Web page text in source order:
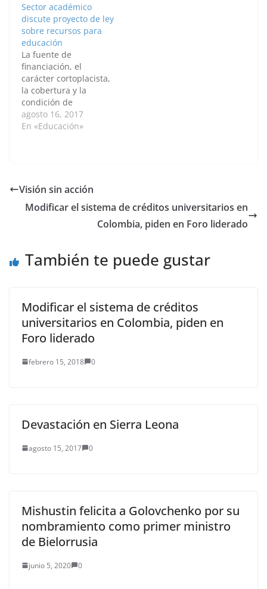
contemplado que
hasta el año entrante
sólo las universidades
y los programas
acreditados en alta
calidad podrán ser
objeto de…
Sector académico
discute proyecto de ley
sobre recursos para
educación
La fuente de
financiación, el
carácter cortoplacista,
la cobertura y la
condición de
acreditación fueron
algunos de los
educación superior
ley 262 de 2017. En
una audiencia pública
la…
agosto 16, 2017
En «Educación»
Visión sin acción
Modificar el sistema de créditos universitarios en
Colombia, piden en Foro liderado
También te puede gustar
Modificar el sistema de créditos
universitarios en Colombia, piden en
Foro liderado
febrero 15, 2018 0
Devastación en Sierra Leona
agosto 15, 2017 0
Mishustin felicita a Golovchenko por su
nombramiento como primer ministro
de Bielorrusia
junio 5, 2020 0